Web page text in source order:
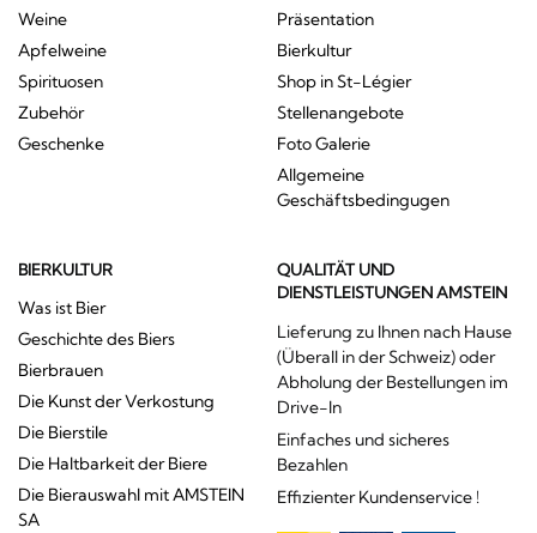
Weine
Apfelweine
Spirituosen
Zubehör
Geschenke
Präsentation
Bierkultur
Shop in St-Légier
Stellenangebote
Foto Galerie
Allgemeine
Geschäftsbedingugen
BIERKULTUR
Was ist Bier
Geschichte des Biers
Bierbrauen
Die Kunst der Verkostung
Die Bierstile
Die Haltbarkeit der Biere
Die Bierauswahl mit AMSTEIN
SA
QUALITÄT UND
DIENSTLEISTUNGEN AMSTEIN
Lieferung zu Ihnen nach Hause
(Überall in der Schweiz) oder
Abholung der Bestellungen im
Drive-In
Einfaches und sicheres
Bezahlen
Effizienter Kundenservice !